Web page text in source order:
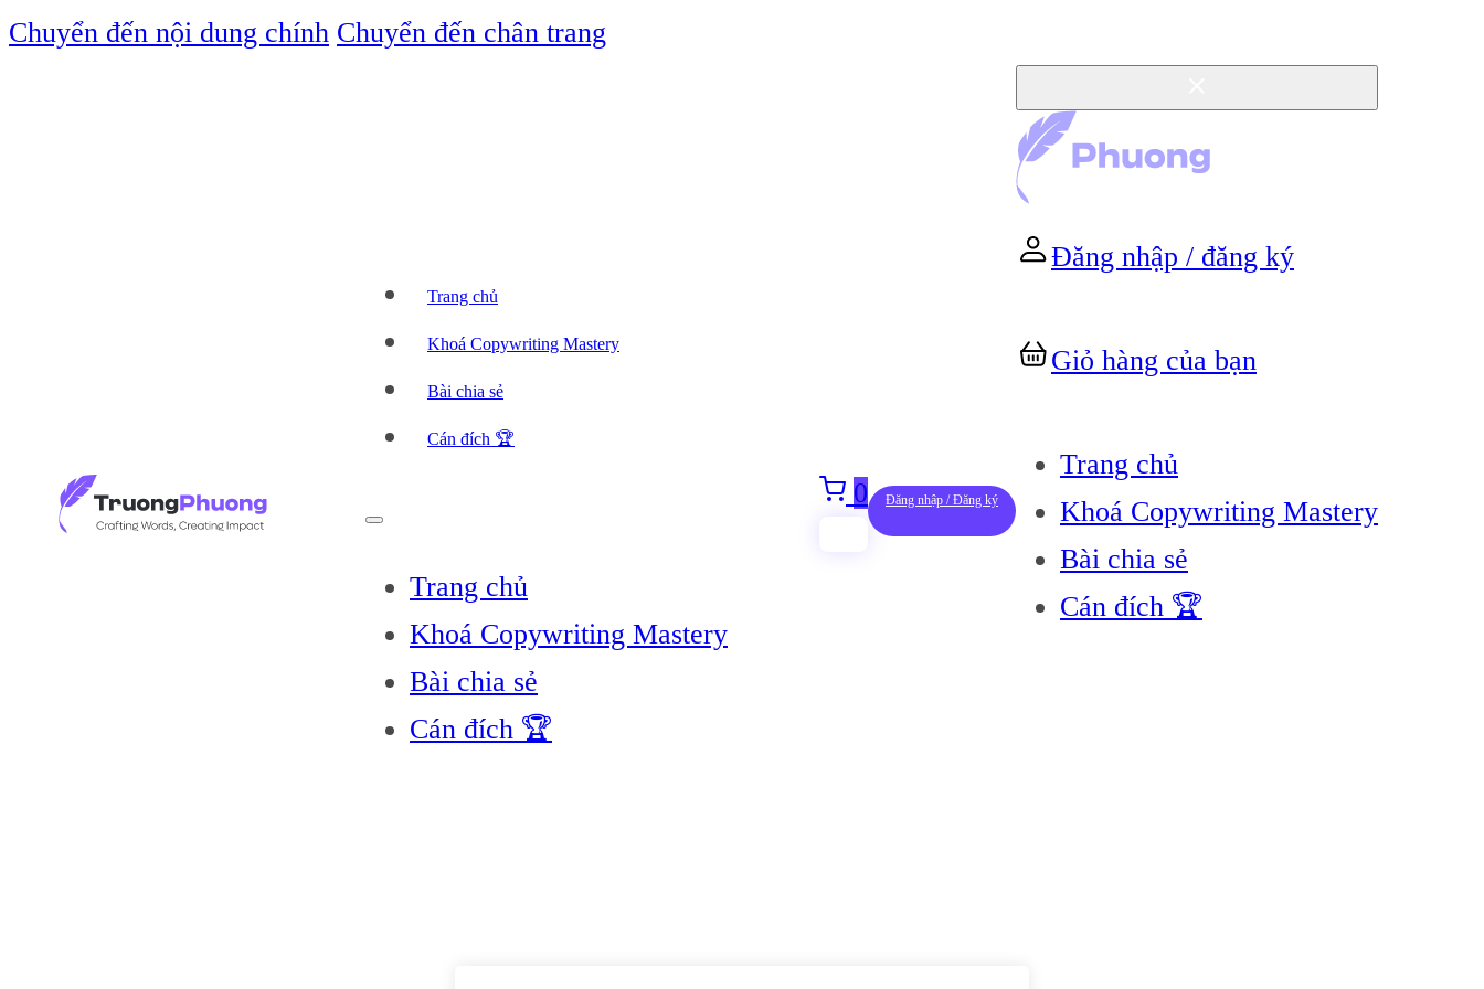
Chuyển đến nội dung chính Chuyển đến chân trang
Trang chủ
Khoá Copywriting Mastery
Bài chia sẻ
Cán đích 🏆
Trang chủ
Khoá Copywriting Mastery
Bài chia sẻ
Cán đích 🏆
0 Đăng nhập / Đăng ký
Đăng nhập / đăng ký
Giỏ hàng của bạn
Trang chủ
Khoá Copywriting Mastery
Bài chia sẻ
Cán đích 🏆